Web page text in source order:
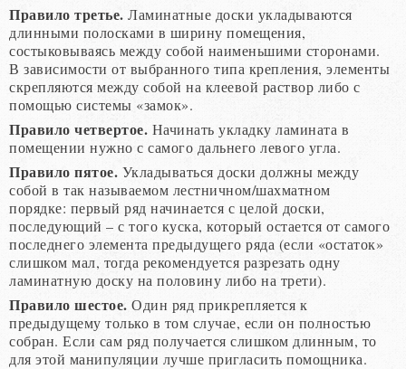
Правило третье. Ламинатные доски укладываются
длинными полосками в ширину помещения,
состыковываясь между собой наименьшими сторонами.
В зависимости от выбранного типа крепления, элементы
скрепляются между собой на клеевой раствор либо с
помощью системы «замок».
Правило четвертое. Начинать укладку ламината в
помещении нужно с самого дальнего левого угла.
Правило пятое. Укладываться доски должны между
собой в так называемом лестничном/шахматном
порядке: первый ряд начинается с целой доски,
последующий – с того куска, который остается от самого
последнего элемента предыдущего ряда (если «остаток»
слишком мал, тогда рекомендуется разрезать одну
ламинатную доску на половину либо на трети).
Правило шестое. Один ряд прикрепляется к
предыдущему только в том случае, если он полностью
собран. Если сам ряд получается слишком длинным, то
для этой манипуляции лучше пригласить помощника.